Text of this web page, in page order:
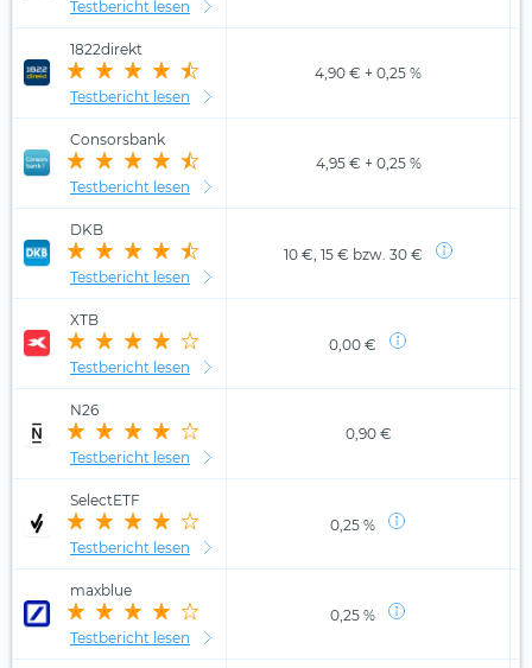
Testbericht lesen
1822direkt
Testbericht lesen
4,90 € + 0,25 %
Consorsbank
Testbericht lesen
4,95 € + 0,25 %
DKB
Testbericht lesen
10 €, 15 € bzw. 30 €
XTB
Testbericht lesen
0,00 €
N26
Testbericht lesen
0,90 €
SelectETF
Testbericht lesen
0,25 %
maxblue
Testbericht lesen
0,25 %